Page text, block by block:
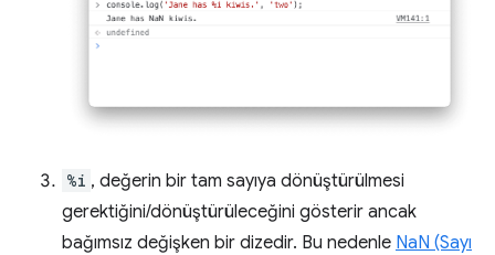
%i , değerin bir tam sayıya dönüştürülmesi
gerektiğini/dönüştürüleceğini gösterir ancak
bağımsız değişken bir dizedir. Bu nedenle NaN (Sayı